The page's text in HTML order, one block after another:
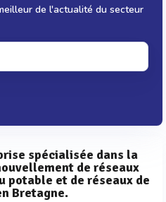
de l'actualité du secteur
spécialisée dans la
de réseaux
potable et de réseaux de
Bretagne.